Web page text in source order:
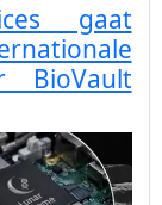
gaat
BioVault